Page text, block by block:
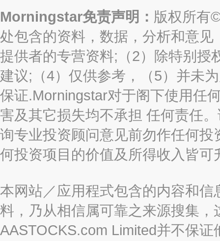
Morningstar免责声明： 版权所有
处包含的资料，数据，分析和意见
提供者的专营资料;（2）除特别授
建议;（4）仅供参考，（5）并未
保证.Morningstar对于阁下使用任
害及其它损失均不承担 任何责任
询专业投资顾问意见前勿作任何
何投资项目的价值及所得收入皆可
本网站／应用程式包含的内容和
料，乃从相信属可靠之来源搜集
AASTOCKS.com Limited并不保